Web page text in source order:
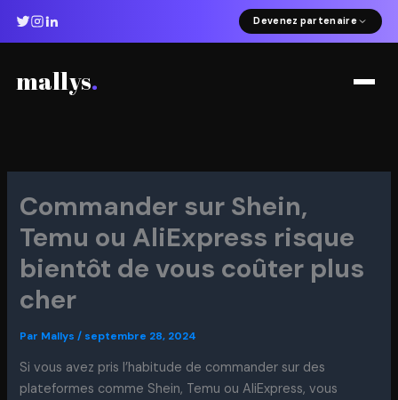
Devenez partenaire
mallys.
Commander sur Shein,
Temu ou AliExpress risque
bientôt de vous coûter plus
cher
Par Mallys/ septembre 28, 2024
Si vous avez pris l’habitude de commander sur des
plateformes comme Shein, Temu ou AliExpress, vous